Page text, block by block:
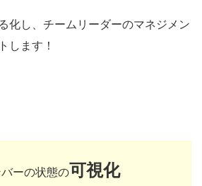
化し、チームリーダーのマネジメン
します！
ーの状態の可視化